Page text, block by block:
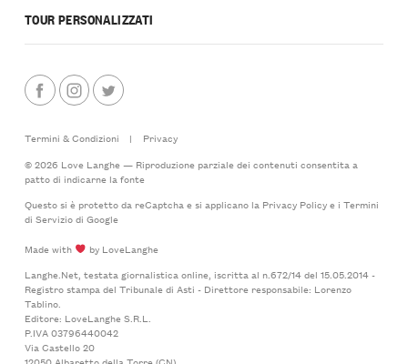
TOUR PERSONALIZZATI
Termini & Condizioni |
Privacy
© 2026 Love Langhe — Riproduzione parziale dei contenuti consentita a
patto di indicarne la fonte
Questo si è protetto da reCaptcha e si applicano la Privacy Policye i Termini
di Serviziodi Google
Made with
by LoveLanghe
Langhe.Net, testata giornalistica online, iscritta al n.672/14 del 15.05.2014 -
Registro stampa del Tribunale di Asti - Direttore responsabile: Lorenzo
Tablino.
Editore: LoveLanghe S.R.L.
P.IVA 03796440042
Via Castello 20